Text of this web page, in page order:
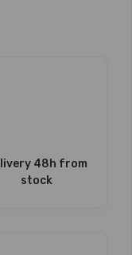
48h from
stock